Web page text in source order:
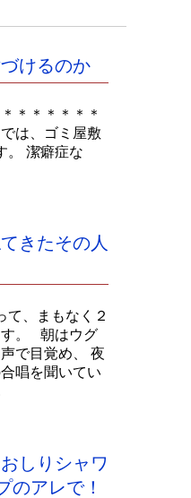
けるのか
＊＊＊＊＊＊
は、ゴミ屋敷
。 潔癖症な
きたその人
て、まもなく２
。 朝はウグ
で目覚め、 夜
唱を聞いてい
しりシャワ
のアレで！